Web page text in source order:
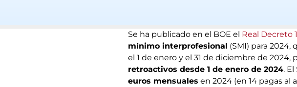
Se ha publicado en el BOE el Real Decreto
mínimo interprofesional (SMI) para
el 1 de enero y el 31 de diciembre de
retroactivos desde 1 de enero de 2024.
euros mensuales en 2024 (en 14 pagas al